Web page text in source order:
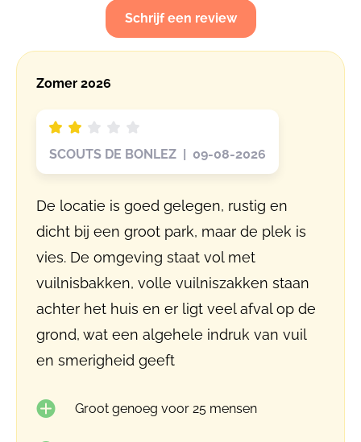
Schrijf een review
Zomer 2026
SCOUTS DE BONLEZ | 09-08-2026
De locatie is goed gelegen, rustig en
dicht bij een groot park, maar de plek is
vies. De omgeving staat vol met
vuilnisbakken, volle vuilniszakken staan ​​
achter het huis en er ligt veel afval op de
grond, wat een algehele indruk van vuil
en smerigheid geeft
Groot genoeg voor 25 mensen